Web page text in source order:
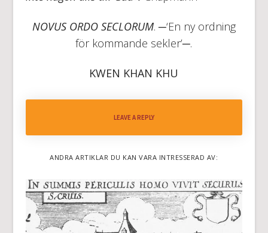
NOVUS ORDO SECLORUM. ─‘En ny ordning
för kommande sekler’─.
KWEN KHAN KHU
LEAVE A REPLY
ANDRA ARTIKLAR DU KAN VARA INTRESSERAD AV: